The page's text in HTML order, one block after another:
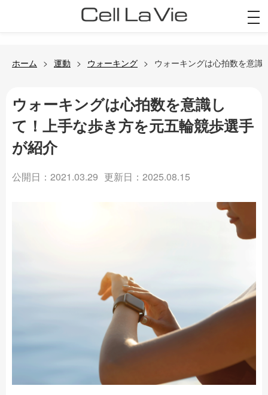
ホーム 運動 ウォーキング ウォーキングは心拍数を意
ウォーキングは心拍数を意識し
て！上手な歩き方を元五輪競歩選手
が紹介
公開日：2021.03.29 更新日：2025.08.15